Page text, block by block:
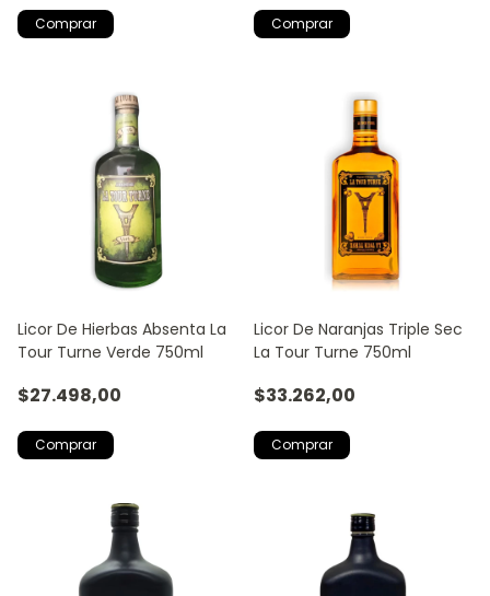
Licor De Hierbas Absenta La
Tour Turne Verde 750ml
$27.498,00
Licor De Naranjas Triple Sec
La Tour Turne 750ml
$33.262,00